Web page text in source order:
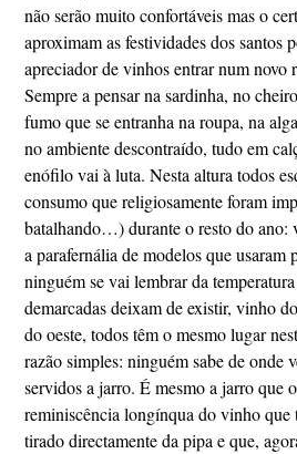
não serão muito confortáveis mas o
aproximam as festividades dos santos
apreciador de vinhos entrar num novo
Sempre a pensar na sardinha, no
fumo que se entranha na roupa, na
no ambiente descontraído, tudo em
enófilo vai à luta. Nesta altura todos
consumo que religiosamente foram
batalhando…) durante o resto do ano:
a parafernália de modelos que usaram
ninguém se vai lembrar da
demarcadas deixam de existir, vinho
do oeste, todos têm o mesmo lugar
razão simples: ninguém sabe de onde
servidos a jarro. É mesmo a jarro que
reminiscência longínqua do vinho que
tirado directamente da pipa e que,